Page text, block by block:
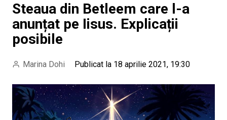
Steaua din Betleem care l-a
anunțat pe Iisus. Explicații
posibile
Marina Dohi Publicat la 18 aprilie 2021, 19:30